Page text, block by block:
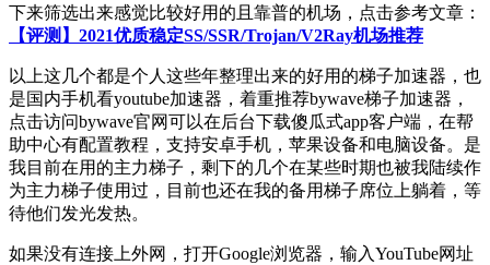
下来筛选出来感觉比较好用的且靠普的机场，点击参考文章：
【评测】2021优质稳定SS/SSR/Trojan/V2Ray机场推荐
以上这几个都是个人这些年整理出来的好用的梯子加速器，也
是国内手机看youtube加速器，着重推荐bywave梯子加速器，
点击访问bywave官网可以在后台下载傻瓜式app客户端，在帮
助中心有配置教程，支持安卓手机，苹果设备和电脑设备。是
我目前在用的主力梯子，剩下的几个在某些时期也被我陆续作
为主力梯子使用过，目前也还在我的备用梯子席位上躺着，等
待他们发光发热。
如果没有连接上外网，打开Google浏览器，输入YouTube网址